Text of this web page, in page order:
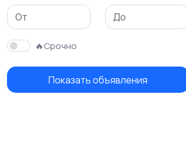
🔥Срочно
Показать объявления